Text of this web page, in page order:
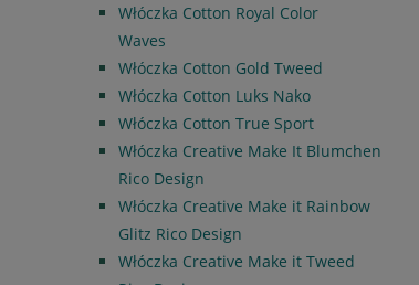
Włóczka Cotton Royal Color
Waves
Włóczka Cotton Gold Tweed
Włóczka Cotton Luks Nako
Włóczka Cotton True Sport
Włóczka Creative Make It Blumchen
Rico Design
Włóczka Creative Make it Rainbow
Glitz Rico Design
Włóczka Creative Make it Tweed